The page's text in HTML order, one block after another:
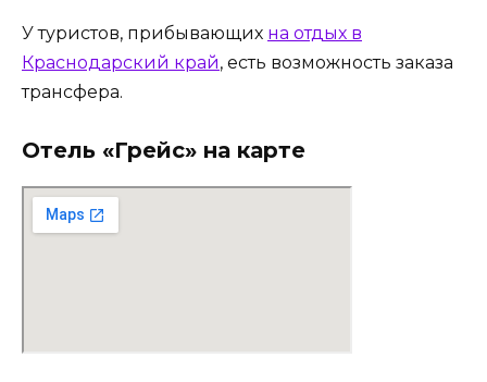
У туристов, прибывающих на отдых в
Краснодарский край, есть возможность заказа
трансфера.
Отель «Грейс» на карте